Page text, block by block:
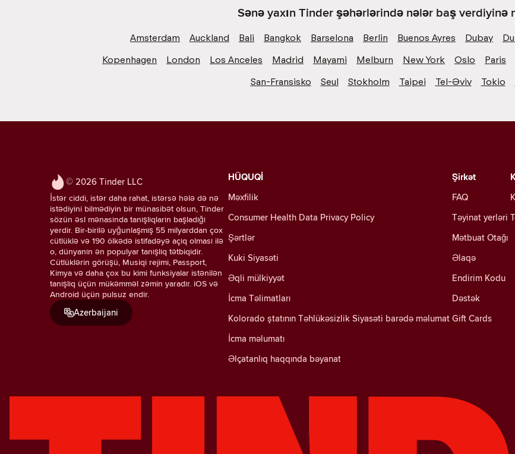
Sənə yaxın Tinder şəhərlərində nələr baş verdiyinə
Amsterdam Auckland Bali Bangkok Barselona Berlin Buenos Ayres Dubay
Kopenhagen
London Los Anceles Madrid Mayami Melburn New York Oslo Paris
San-Fransisko
Seul Stokholm Taipei Tel-Əviv Tokio
© 2026 Tinder LLC
İstər ciddi, istər daha rahat, istərsə hələ də nə
istədiyini bilmədiyin bir münasibət olsun, Tinder
sözün əsl mənasında tanışlıqların başladığı
yerdir. Bir-birilə uyğunlaşmış 55 milyarddan çox
cütlüklə və 190 ölkədə istifadəyə açıq olması ilə
o, dünyanın ən populyar tanışlıq tətbiqidir.
Cütlüklərin görüşü, Musiqi rejimi, Passport,
Kimya və daha çox bu kimi funksiyalar istənilən
tanışlıq üçün mükəmməl zəmin yaradır. iOS və
Android üçün pulsuz endir.
Azerbaijani
HÜQUQİ
Məxfilik
Consumer Health Data Privacy Policy
Şərtlər
Kuki Siyasəti
Əqli mülkiyyət
İcma Təlimatları
Kolorado ştatının Təhlükəsizlik Siyasəti barədə məlumat
İcma məlumatı
Əlçatanlıq haqqında bəyanat
Şirkət
FAQ
Təyinat yerləri
Mətbuat Otağı
Əlaqə
Endirim Kodu
Dəstək
Gift Cards